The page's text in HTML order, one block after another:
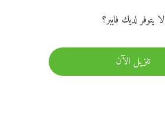
لا يتوفر لديك فايبر؟
تنزيل الآن